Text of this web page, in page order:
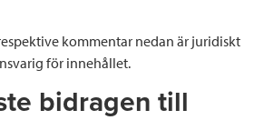
kommentar nedan är juridiskt
för innehållet.
bidragen till